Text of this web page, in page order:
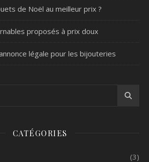
de Noël au meilleur prix ?
proposés à prix doux
légale pour les bijouteries
CATÉGORIES
(3)